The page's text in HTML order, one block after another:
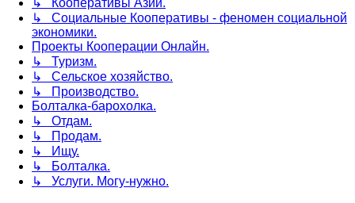
↳ Кооперативы Азии.
↳ Социальные Кооперативы - феномен социальной
экономики.
Проекты Кооперации Онлайн.
↳ Туризм.
↳ Сельское хозяйство.
↳ Производство.
Болталка-барохолка.
↳ Отдам.
↳ Продам.
↳ Ищу.
↳ Болталка.
↳ Услуги. Могу-нужно.